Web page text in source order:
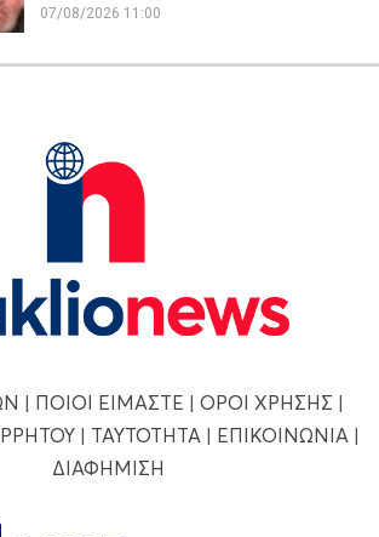
07/08/2026 11:00
| ΠΟΙΟΙ ΕΙΜΑΣΤΕ | ΟΡΟΙ ΧΡΗΣΗΣ |
| ΤΑΥΤΟΤΗΤΑ | ΕΠΙΚΟΙΝΩΝΙΑ |
ΔΙΑΦΗΜΙΣΗ